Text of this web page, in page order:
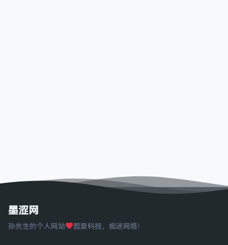
墨涩网
孙先生的个人网站 酷爱科技，痴迷网络！